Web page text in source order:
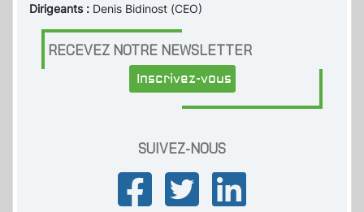
Dirigeants : Denis Bidinost (CEO)
RECEVEZ NOTRE NEWSLETTER
Inscrivez-vous
SUIVEZ-NOUS